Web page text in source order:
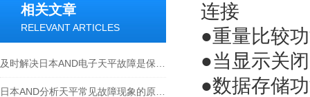
相关文章
RELEVANT ARTICLES
连接
●重量比较
●当显示关闭
●数据存储